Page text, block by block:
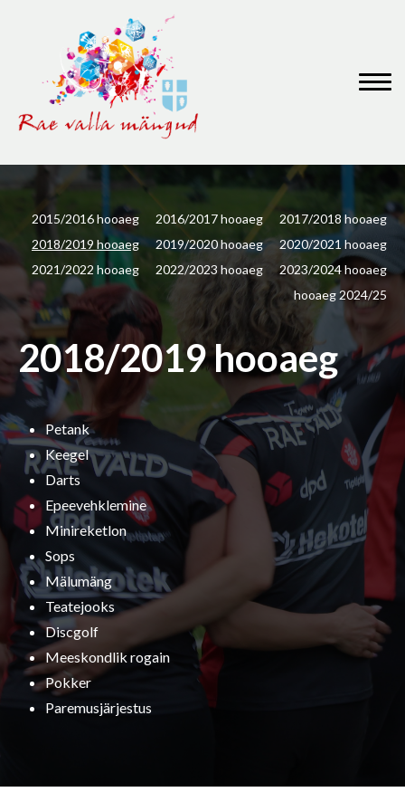
2015/2016 hooaeg 2016/2017 hooaeg
2017/2018 hooaeg
2018/2019 hooaeg
2019/2020 hooaeg
2020/2021 hooaeg
2021/2022 hooaeg
2022/2023 hooaeg
2023/2024 hooaeg
hooaeg 2024/25
2018/2019 hooaeg
Petank
Keegel
Darts
Epeevehklemine
Minireketlon
Sops
Mälumäng
Teatejooks
Discgolf
Meeskondlik rogain
Pokker
Paremusjärjestus